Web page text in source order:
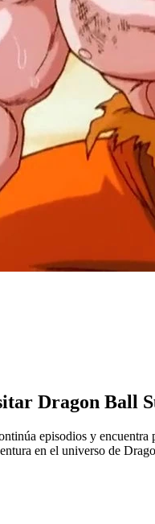
Dragon Ball
episodios y
en el universo de